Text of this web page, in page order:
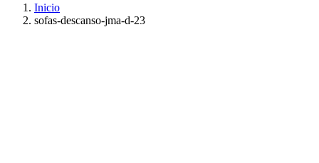
Inicio
sofas-descanso-jma-d-23